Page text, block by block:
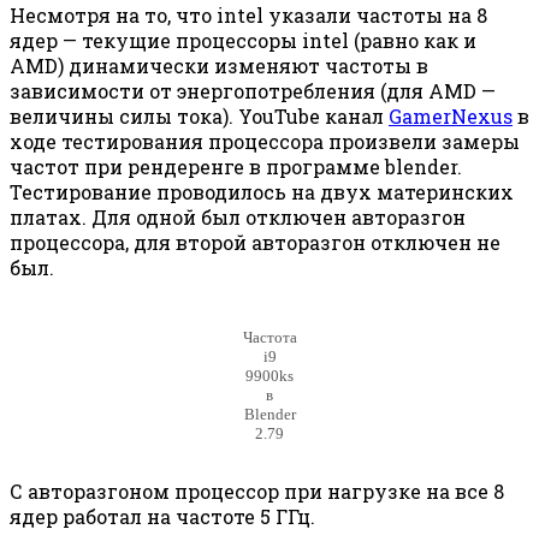
Несмотря на то, что intel указали частоты на 8
ядер — текущие процессоры intel (равно как и
AMD) динамически изменяют частоты в
зависимости от энергопотребления (для AMD —
величины силы тока). YouTube канал GamerNexusв
ходе тестирования процессора произвели замеры
частот при рендеренге в программе blender.
Тестирование проводилось на двух материнских
платах. Для одной был отключен авторазгон
процессора, для второй авторазгон отключен не
был.
Частота
i9
9900ks
в
Blender
2.79
С авторазгоном процессор при нагрузке на все 8
ядер работал на частоте 5 ГГц.